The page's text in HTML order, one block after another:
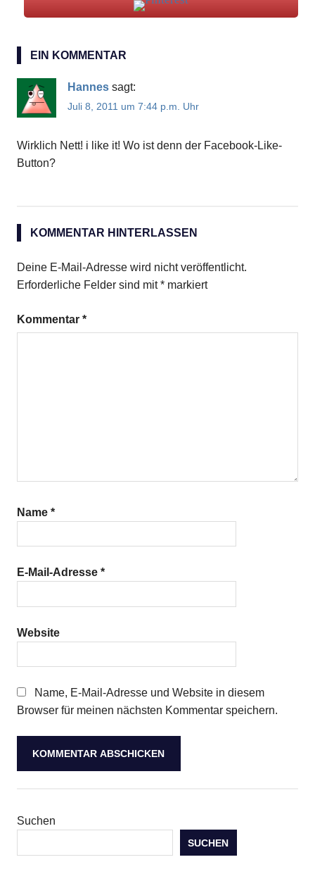
Cafe
EIN KOMMENTAR
Hannes sagt:
Juli 8, 2011 um 7:44 p.m. Uhr
Wirklich Nett! i like it! Wo ist denn der Facebook-Like-
Button?
KOMMENTAR HINTERLASSEN
Deine E-Mail-Adresse wird nicht veröffentlicht.
Erforderliche Felder sind mit* markiert
Kommentar *
Name *
E-Mail-Adresse *
Website
Name, E-Mail-Adresse und Website in diesem
Browser für meinen nächsten Kommentar speichern.
Suchen
SUCHEN